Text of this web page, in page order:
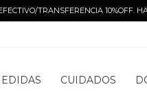
TRANSFERENCIA 10%OFF.
CUIDADOS